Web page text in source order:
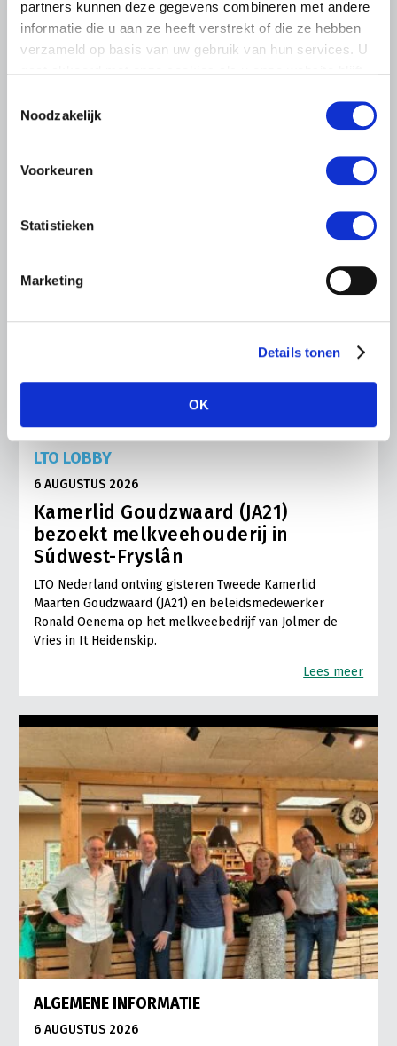
partners kunnen deze gegevens combineren met andere
informatie die u aan ze heeft verstrekt of die ze hebben
verzameld op basis van uw gebruik van hun services. U
Noodzakelijk
Voorkeuren
Statistieken
Marketing
Details tonen
OK
pluimveehouders
leden op om op vrijdagochtend 14 augustus massaal naar
Lees meer
LTO LOBBY
6 AUGUSTUS 2026
Kamerlid Goudzwaard (JA21)
bezoekt melkveehouderij in
Súdwest-Fryslân
LTO Nederland ontving gisteren Tweede Kamerlid
Maarten Goudzwaard (JA21) en beleidsmedewerker
Ronald Oenema op het melkveebedrijf van Jolmer de
Vries in It Heidenskip.
Lees meer
ALGEMENE INFORMATIE
6 AUGUSTUS 2026